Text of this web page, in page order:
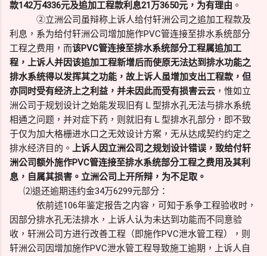
款142万4336元及追加工程款利息21万3650元，为有理由 。
②立洲公司虽辩称上诉人给付轩洲公司之追加工程款及
利息，系为给付轩洲公司增加施作PVC管连接至排水系统部分
工程之费用，而该PVC管连接至排水系统部分工程属追加工
程，上诉人并因该追加工程新增后而使原无法达到排水功能之
排水系统得以发挥其之功能，故上诉人虽增加支出工程款，但
亦同时受有经济上之利益，并未因此而受有损害云云 ，惟如立
洲公司于规划设计之始能发现旧有Ｌ型排水孔无法与排水系统
相通之问题，并对症下药，则就旧有Ｌ型排水孔部分，即不致
于仅为加大格栅进水口之无效设计方案，无从达成契约约定之
排水经济目的。
上诉人因立洲公司之规划设计错误，致给付轩
洲公司额外施作PVC管连接至排水系统部分工程之费用及其利
息，自属其损害。立洲公司上开所辩，为不足取。
⑵退还逾期违约金34万6299元部分：
依前述106年鉴定报告之内容，可知于系争工程验收时，
因部分排水孔无法排水，上诉人认为未达到功能而不同意验
收，轩洲公司方进行改善工程（即施作PVC泄水管工程），则
轩洲公司因增加施作PVC泄水管工程导致施工逾期，上诉人自